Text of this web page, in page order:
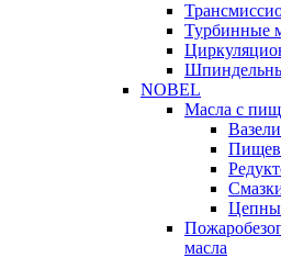
Турбинные
NOBEL
Масла с
масла